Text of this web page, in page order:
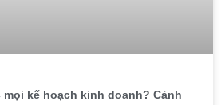
kế hoạch kinh doanh? Cảnh